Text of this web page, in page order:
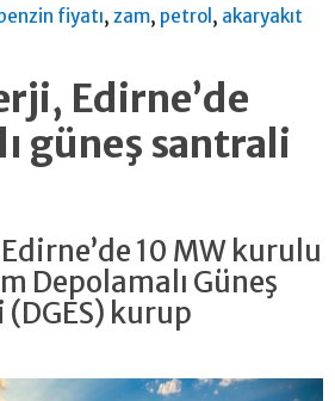
benzin fiyatı, zam, petrol , akaryakıt
Edirne’de
güneş santrali
10 MW kurulu
Depolamalı Güneş
kurup